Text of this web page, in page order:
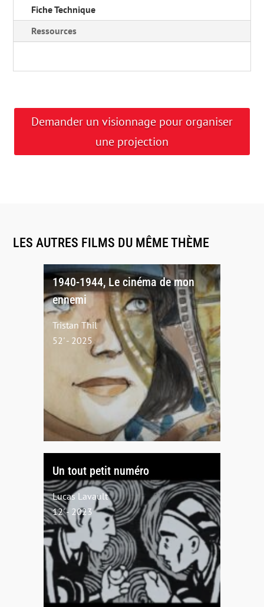
Fiche Technique
Ressources
Demander un visionnage pour organiser
une projection
LES AUTRES FILMS DU MÊME THÈME
1940-1944, Le cinéma de mon
ennemi
Tristan Thil
52' - 2025
Un tout petit numéro
Lucas Lavault
12' - 2023